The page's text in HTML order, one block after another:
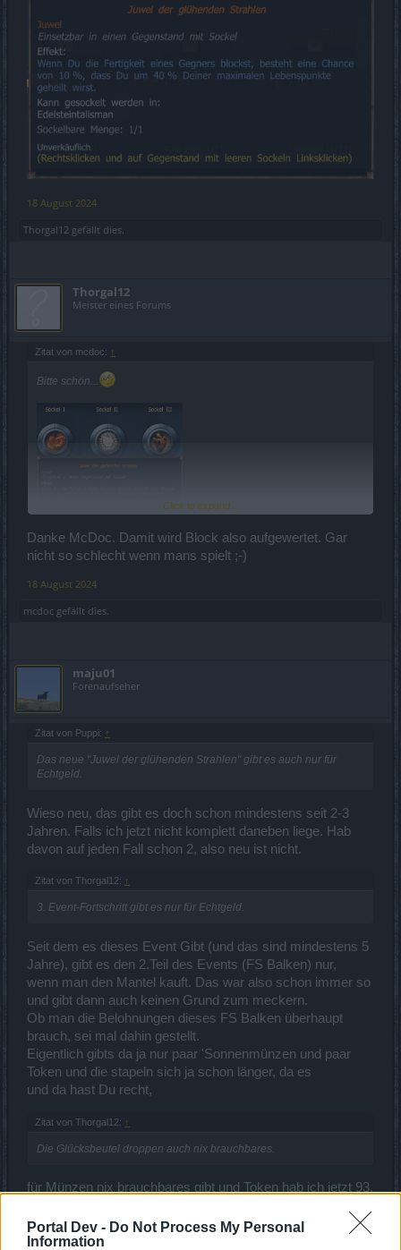
Portal Dev - Do Not Process My Personal
Information
18 August 2024
Thorgal12 gefällt dies.
Thorgal12
Meister eines Forums
Zitat von mcdoc: ↑
Bitte schön...
Click to expand...
Danke McDoc. Damit wird Block also aufgewertet. Gar
nicht so schlecht wenn mans spielt ;-)
18 August 2024
mcdoc gefällt dies.
maju01
Forenaufseher
Zitat von Puppi: ↑
Das neue "Juwel der glühenden Strahlen" gibt es auch nur für
Echtgeld.
Wieso neu, das gibt es doch schon mindestens seit 2-3
Jahren. Falls ich jetzt nicht komplett daneben liege. Hab
davon auf jeden Fall schon 2, also neu ist nicht.
Zitat von Thorgal12: ↑
3. Event-Fortschritt gibt es nur für Echtgeld.
Seit dem es dieses Event Gibt (und das sind mindestens 5
Jahre), gibt es den 2.Teil des Events (FS Balken) nur,
wenn man den Mantel kauft. Das war also schon immer so
und gibt dann auch keinen Grund zum meckern.
Ob man die Belohnungen dieses FS Balken überhaupt
brauch, sei mal dahin gestellt.
Eigentlich gibts da ja nur paar 'Sonnenmünzen und paar
Token und die stapeln sich ja schon länger, da es
und da hast Du recht,
Zitat von Thorgal12: ↑
Die Glücksbeutel droppen auch nix brauchbares.
für Münzen nix brauchbares gibt und Token hab ich jetzt 93,
Alles brauchbare für Token hab ich, drum ein Vorschlag an
BP, stellt doch in den FS Balken die